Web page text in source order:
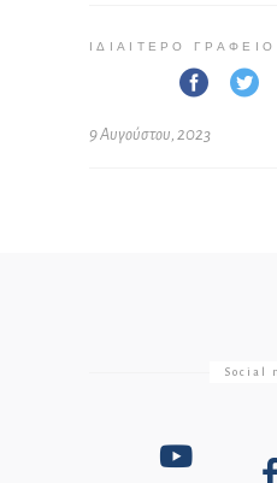
ΙΔΙΑΊΤΕΡΟ
9 Αυγούστου, 2023
Social